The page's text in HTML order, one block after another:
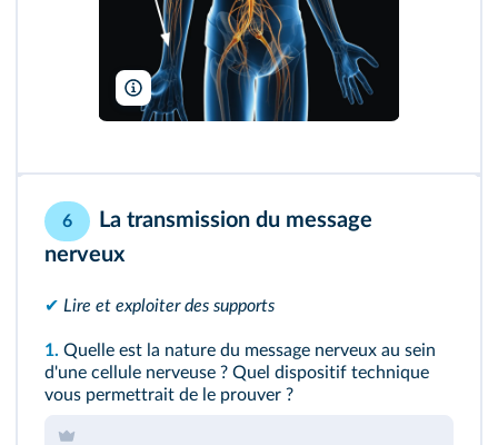
SPL/BSIP
6
La transmission du message
nerveux
✔ Lire et exploiter des supports
1. Quelle est la nature du message nerveux au sein
d'une cellule nerveuse ? Quel dispositif technique
vous permettrait de le prouver ?